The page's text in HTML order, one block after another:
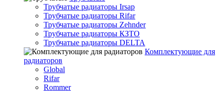
Трубчатые радиаторы Irsap
Трубчатые радиаторы Rifar
Трубчатые радиаторы Zehnder
Трубчатые радиаторы КЗТО
Трубчатые радиаторы DELTA
Комплектующие для
радиаторов
Global
Rifar
Rommer